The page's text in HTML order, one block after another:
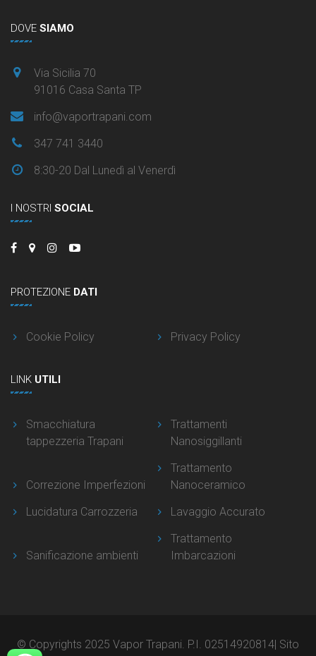
DOVE SIAMO
Via Sicilia 70
91016 Casa Santa TP
info@vaportrapani.com
347 741 3440
8:30-20 Dal Lunedì al Venerdì
I NOSTRI SOCIAL
PROTEZIONE DATI
Cookie Policy Privacy Policy
LINK UTILI
Smacchiatura
tappezzeria Trapani
Trattamenti
Nanosiggillanti
Correzione Imperfezioni
Trattamento
Nanoceramico
Lucidatura Carrozzeria
Lavaggio Accurato
Sanificazione ambienti
Trattamento
Imbarcazioni
© Copyrights 2025 Vapor Trapani. P.I. 02514920814| Sito